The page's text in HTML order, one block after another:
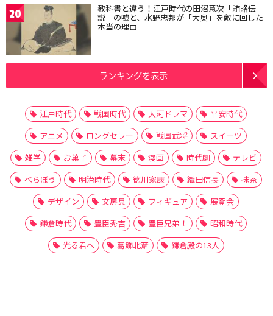
20 教科書と違う！江戸時代の田沼意次「賄賂伝
説」の嘘と、水野忠邦が「大奥」を敵に回した
本当の理由
ランキングを表示
江戸時代 戦国時代 大河ドラマ
平安時代
アニメ
ロングセラー 戦国武将
スイーツ
雑学
お菓子 幕末 漫画 時代劇
テレビ
べらぼう
明治時代 徳川家康 織田信長
抹茶
デザイン
文房具 フィギュア
展覧会
鎌倉時代
豊臣秀吉 豊臣兄弟！
昭和時代
光る君へ
葛飾北斎 鎌倉殿の13人